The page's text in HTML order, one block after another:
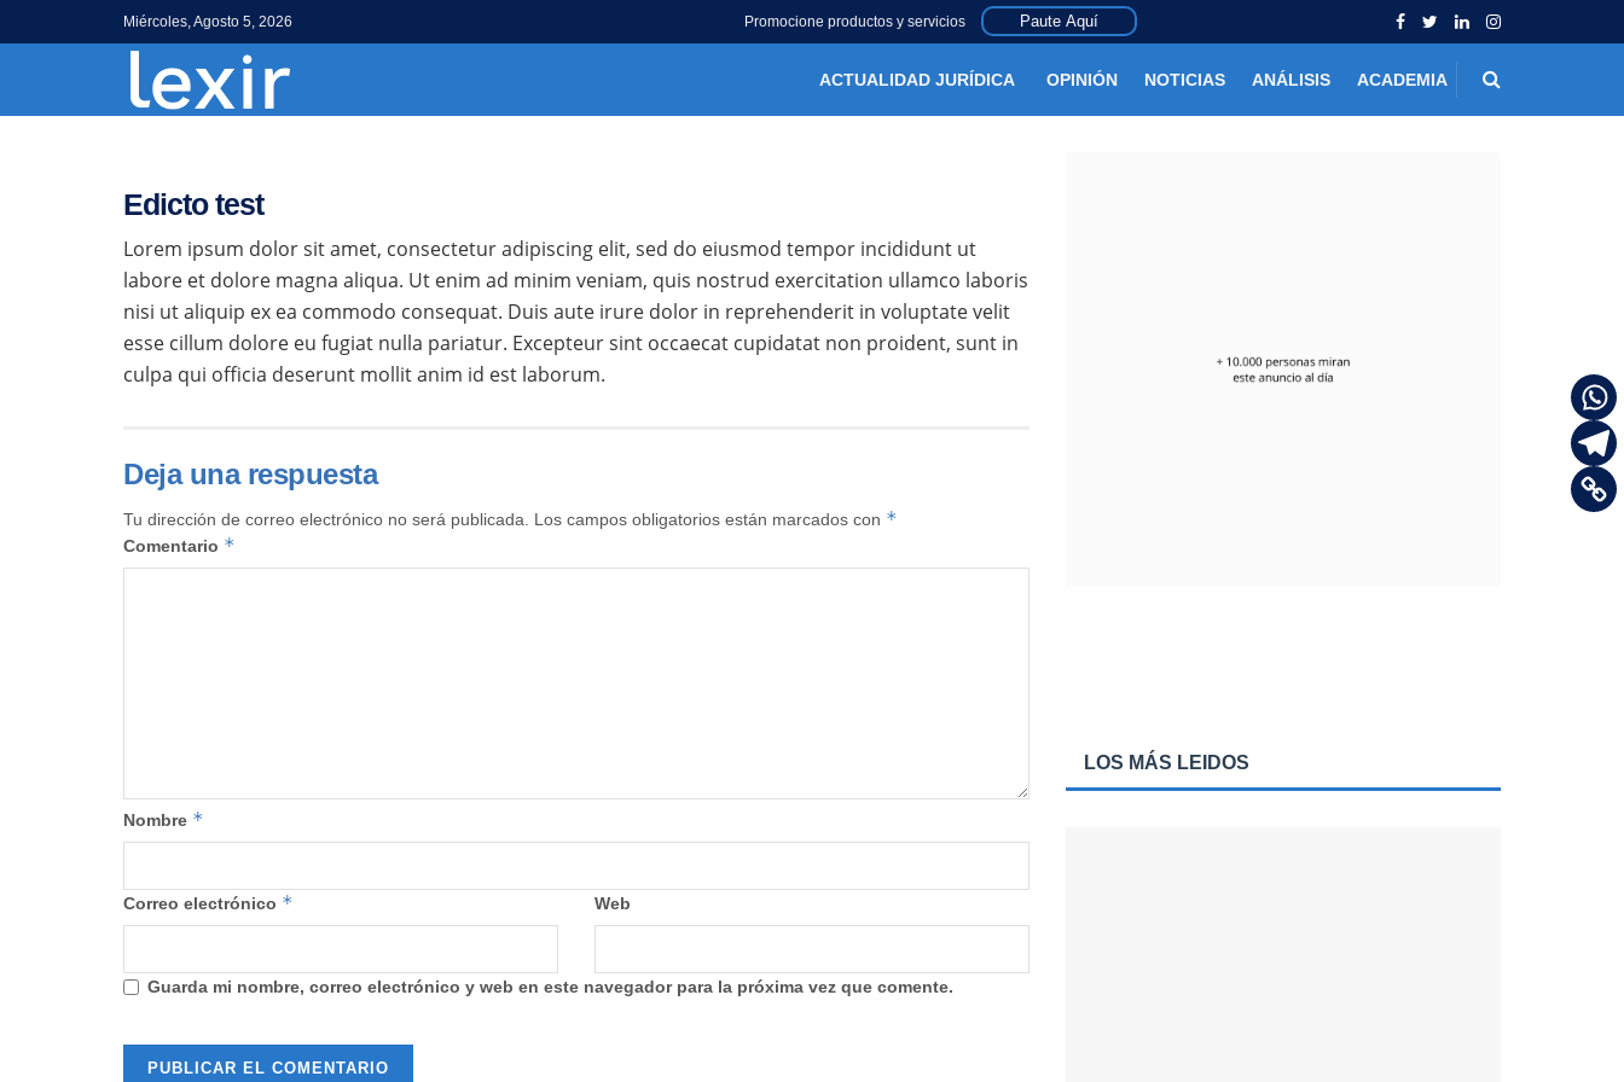
Miércoles, Agosto 5, 2026 Promocione productos y servicios Paute Aquí
ACTUALIDAD JURÍDICA OPINIÓN NOTICIAS ANÁLISIS ACADEMIA
Edicto test
Lorem ipsum dolor sit amet, consectetur adipiscing elit, sed do eiusmod tempor incididunt ut
labore et dolore magna aliqua. Ut enim ad minim veniam, quis nostrud exercitation ullamco laboris
nisi ut aliquip ex ea commodo consequat. Duis aute irure dolor in reprehenderit in voluptate velit
esse cillum dolore eu fugiat nulla pariatur. Excepteur sint occaecat cupidatat non proident, sunt in
culpa qui officia deserunt mollit anim id est laborum.
Deja una respuesta
Tu dirección de correo electrónico no será publicada. Los campos obligatorios están marcados con *
Comentario *
Nombre *
Correo electrónico * Web
Guarda mi nombre, correo electrónico y web en este navegador para la próxima vez que comente.
LOS MÁS LEIDOS